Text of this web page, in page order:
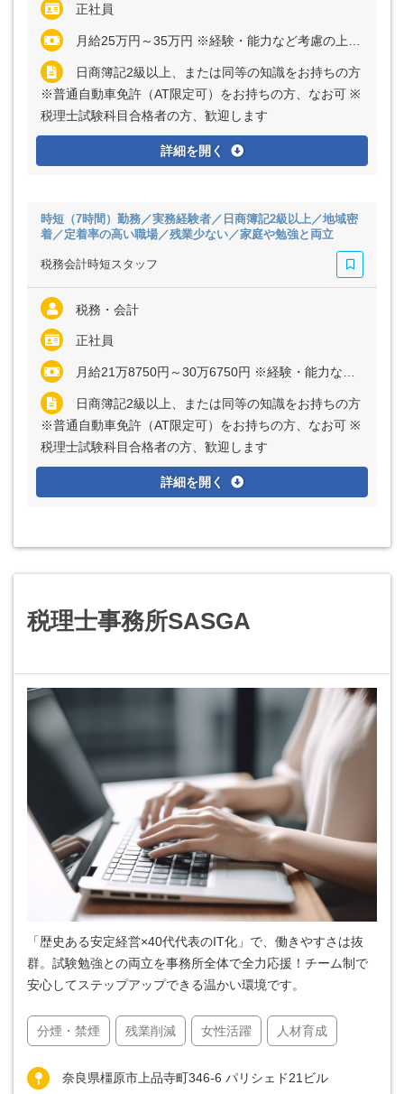
正社員
月給25万円～35万円 ※経験・能力など考慮の上、決定いたします ※残業代は全額支給
日商簿記2級以上、または同等の知識をお持ちの方
※普通自動車免許（AT限定可）をお持ちの方、なお可 ※
税理士試験科目合格者の方、歓迎します
詳細を開く
時短（7時間）勤務／実務経験者／日商簿記2級以上／地域密
着／定着率の高い職場／残業少ない／家庭や勉強と両立
税務会計時短スタッフ
税務・会計
正社員
月給21万8750円～30万6750円 ※経験・能力など考慮の上、決定いたします ※残業代は全額支給
日商簿記2級以上、または同等の知識をお持ちの方
※普通自動車免許（AT限定可）をお持ちの方、なお可 ※
税理士試験科目合格者の方、歓迎します
詳細を開く
税理士事務所SASGA
「歴史ある安定経営×40代代表のIT化」で、働きやすさは抜
群。試験勉強との両立を事務所全体で全力応援！チーム制で
安心してステップアップできる温かい環境です。
分煙・禁煙 残業削減 女性活躍 人材育成
奈良県橿原市上品寺町346-6 パリシェド21ビル